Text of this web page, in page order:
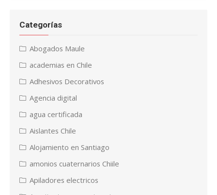
Categorías
Abogados Maule
academias en Chile
Adhesivos Decorativos
Agencia digital
agua certificada
Aislantes Chile
Alojamiento en Santiago
amonios cuaternarios Chiile
Apiladores electricos